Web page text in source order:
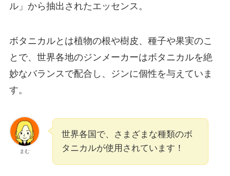
ル」から抽出されたエッセンス。
ボタニカルとは植物の根や樹皮、種子や果実のこ
とで、世界各地のジンメーカーはボタニカルを絶
妙なバランスで配合し、ジンに個性を与えていま
す。
まむ
世界各国で、さまざまな種類のボ
タニカルが使用されています！